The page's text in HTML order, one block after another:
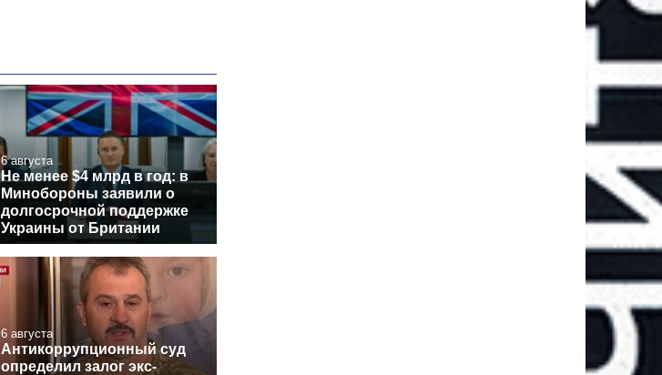
6 августа
Не менее $4 млрд в год: в
Минобороны заявили о
долгосрочной поддержке
Украины от Британии
6 августа
Антикоррупционный суд
определил залог экс-